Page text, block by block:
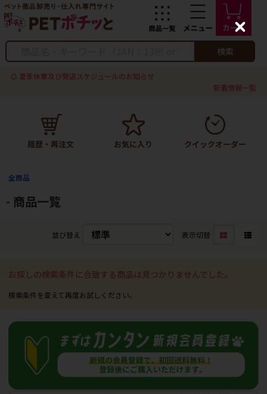
検索
夏季休業及び発送スケジュールのお知らせ
新着情報一覧
全商品
商品一覧
並び替え 表示切替
お探しの検索条件に合致する商品は見つかりませんでした。
C
l
s